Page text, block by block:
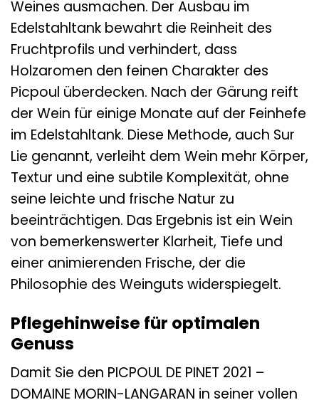
Weines ausmachen. Der Ausbau im
Edelstahltank bewahrt die Reinheit des
Fruchtprofils und verhindert, dass
Holzaromen den feinen Charakter des
Picpoul überdecken. Nach der Gärung reift
der Wein für einige Monate auf der Feinhefe
im Edelstahltank. Diese Methode, auch Sur
Lie genannt, verleiht dem Wein mehr Körper,
Textur und eine subtile Komplexität, ohne
seine leichte und frische Natur zu
beeinträchtigen. Das Ergebnis ist ein Wein
von bemerkenswerter Klarheit, Tiefe und
einer animierenden Frische, der die
Philosophie des Weinguts widerspiegelt.
Pflegehinweise für optimalen
Genuss
Damit Sie den PICPOUL DE PINET 2021 –
DOMAINE MORIN-LANGARAN in seiner vollen